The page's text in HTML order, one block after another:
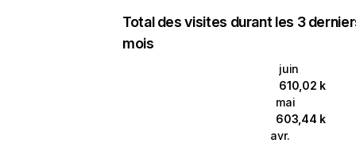
Total des visites durant les 3
mois
juin
610,02 k
mai
603,44 k
avr.